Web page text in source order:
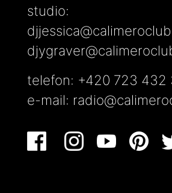
studio:
telefon: +420 723 432
e-mail: